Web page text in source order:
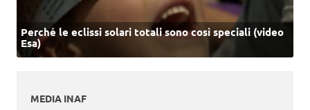
Perché le eclissi solari totali sono così speciali (video
Esa)
MEDIA INAF